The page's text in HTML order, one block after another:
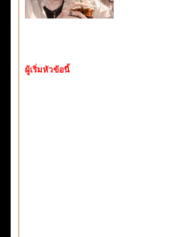
ผู้เริ่มหัวข้อนี้